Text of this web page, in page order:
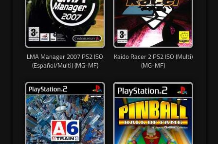
LMA Manager 2007 PS2 ISO
(Español/Multi) (MG-MF)
Kaido Racer 2 PS2 ISO (Multi)
(MG-MF)